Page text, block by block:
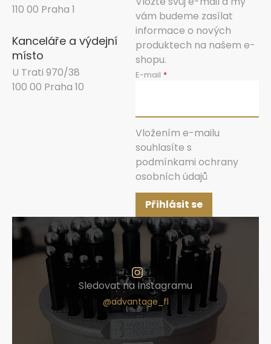
110 00 Praha 1
Kanceláře a výdejní
místo
U Trati 970/38
100 00 Praha 10
vám budeme zasílat
informace o nových
produktech na našem e-
shopu.
E-mail
Vložením e-mailu
souhlasíte s
podmínkami ochrany
osobních údajů
Přihlásit se
Sledovat na Instagramu